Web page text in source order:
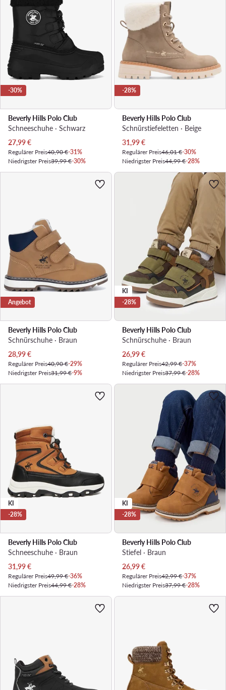
-30%
Beverly Hills Polo Club
Schneeschuhe · Schwarz
Aktueller Preis
27,99€
Regulärer Preis40,90 €-31%
Niedrigster Preis39,99 €-30%
-28%
Beverly Hills Polo Club
Schnürstiefeletten · Beige
Aktueller Preis
31,99€
Regulärer Preis46,01 €-30%
Niedrigster Preis44,99 €-28%
Angebot
Beverly Hills Polo Club
Schnürschuhe · Braun
Aktueller Preis
28,99€
Regulärer Preis40,90 €-29%
Niedrigster Preis31,99 €-9%
KI
-28%
Beverly Hills Polo Club
Schnürschuhe · Braun
Aktueller Preis
26,99€
Regulärer Preis42,99 €-37%
Niedrigster Preis37,99 €-28%
KI
-28%
Beverly Hills Polo Club
Schneeschuhe · Braun
Aktueller Preis
31,99€
Regulärer Preis49,99 €-36%
Niedrigster Preis44,99 €-28%
KI
-28%
Beverly Hills Polo Club
Stiefel · Braun
Aktueller Preis
26,99€
Regulärer Preis42,99 €-37%
Niedrigster Preis37,99 €-28%